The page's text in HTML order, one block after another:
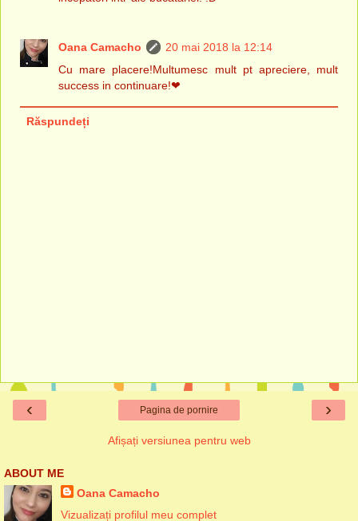
Oana Camacho
20 mai 2018 la 12:14
Cu mare placere!Multumesc mult pt apreciere, mult
success in continuare!❤
Răspundeți
‹ ›
Pagina de pornire
Afișați versiunea pentru web
ABOUT ME
Oana Camacho
Vizualizați profilul meu complet